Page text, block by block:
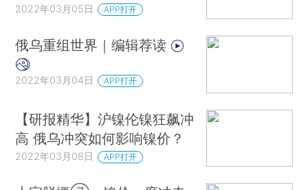
2022年03月05日 APP打开
俄乌重组世界｜编辑荐读
2022年03月04日 APP打开
【研报精华】沪镍伦镍狂飙冲
高 俄乌冲突如何影响镍价？
2022年03月08日 APP打开